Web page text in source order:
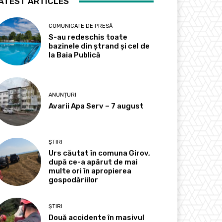
COMUNICATE DE PRESĂ
S-au redeschis toate
bazinele din ștrand și cel de
la Baia Publică
ANUNȚURI
Avarii Apa Serv – 7 august
ȘTIRI
Urs căutat în comuna Girov,
după ce-a apărut de mai
multe ori în apropierea
gospodăriilor
ȘTIRI
Două accidente în masivul